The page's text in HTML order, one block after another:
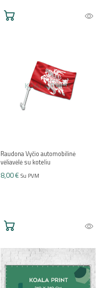
Raudona Vyčio automobilinė
vėliavėlė su koteliu
8,00 € Su PVM